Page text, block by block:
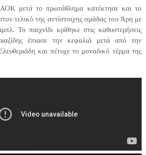
μετά το πρωτάθλημα κατέκτησε και το
τελικό της αντίστοιχης ομάδας του Άρη με
Το παιχνίδι κρίθηκε στις καθυστερήσεις
έπιασε την κεφαλιά μετά από την
και πέτυχε το μοναδικό τέρμα της